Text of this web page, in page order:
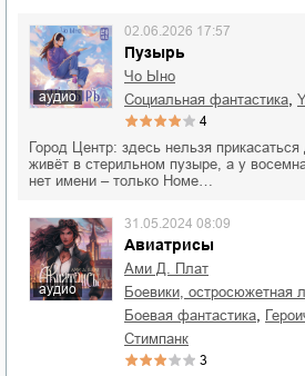
аудио
Пузырь
02.06.2026 17:57
Чо Ыно
социальная фантастика
4
Город Центр: здесь нельзя
живёт в стерильном пузыре, а у
нет имени – только Номе…
аудио
Авиатрисы
31.05.2024 08:09
Ами Д. Плат
боевики, остросюжетная
боевая фантастика
стимпанк
3